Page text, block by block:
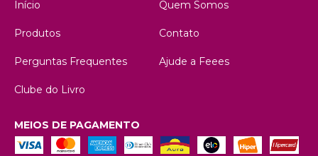
Início
Quem Somos
Produtos Contato
Perguntas Frequentes Ajude a Feees
Clube do Livro
MEIOS DE PAGAMENTO